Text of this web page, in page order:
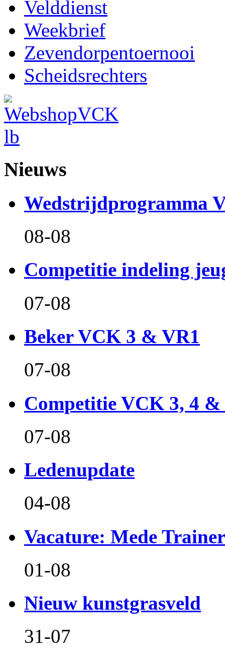
Velddienst
Weekbrief
Zevendorpentoernooi
Scheidsrechters
Nieuws
Wedstrijdprogramma
08-08
Competitie indeling
07-08
Beker VCK 3 & VR1
07-08
Competitie VCK 3, 4 &
07-08
Ledenupdate
04-08
Vacature: Mede
01-08
Nieuw kunstgrasveld
31-07